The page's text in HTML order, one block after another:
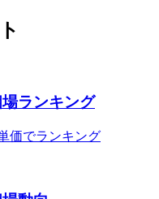
ランキング
価でランキング